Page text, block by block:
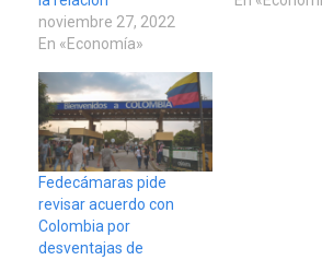
noviembre 27, 2022
En «Economía»
Fedecámaras pide
revisar acuerdo con
Colombia por
desventajas de